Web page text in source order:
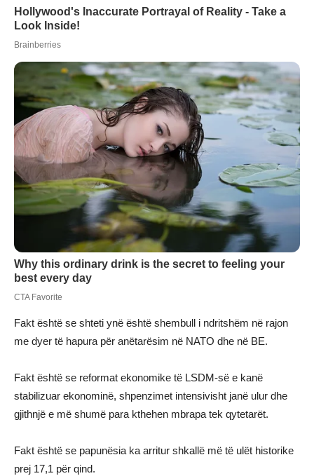
Fakt është se shteti ynë është shembull i ndritshëm në rajon
me dyer të hapura për anëtarësim në NATO dhe në BE.
Fakt është se reformat ekonomike të LSDM-së e kanë
stabilizuar ekonominë, shpenzimet intensivisht janë ulur dhe
gjithnjë e më shumë para kthehen mbrapa tek qytetarët.
Fakt është se papunësia ka arritur shkallë më të ulët historike
prej 17,1 për qind.